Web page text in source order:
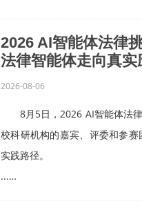
SINGAPORE, Aug. 06, 2026
2026 AI智能体法律
法律智能体走向真实
2026-08-06
8月5日，2026 AI智能体法律
校科研机构的嘉宾、评委和参
实践路径。
...…